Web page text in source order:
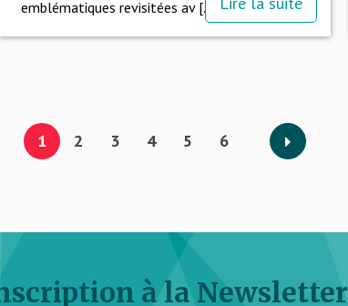
emblématiques revisitées av [...]
1 2 3 4 5 6
à la Newsletter